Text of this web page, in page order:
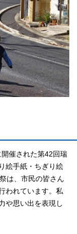
催された第42回瑞
絵手紙・ちぎり絵
は、市民の皆さん
われています。私
や思い出を表現し